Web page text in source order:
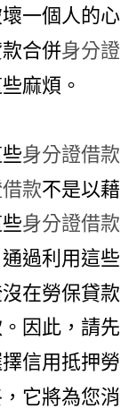
一個人的心
合併身分證
麻煩。
身分證借款
款不是以藉
身分證借款
過利用這些
在勞保貸款
因此，請先
信用抵押勞
，它將為您消